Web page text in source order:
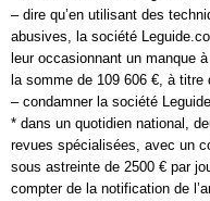
– dire qu’en utilisant des
abusives, la société
leur occasionnant un manque
la somme de 109 606 €, à titre
– condamner la société
* dans un quotidien national,
revues spécialisées, avec un
sous astreinte de 2500 € par
compter de la notification de